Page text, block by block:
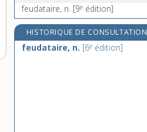
feudataire, n. [9e édition]
HISTORIQUE DE CONSULTATION
feudataire, n. [6e édition]